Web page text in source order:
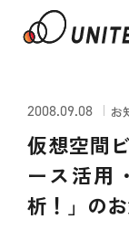
2008.09.08 お
仮想空間
ース活用
析！」の